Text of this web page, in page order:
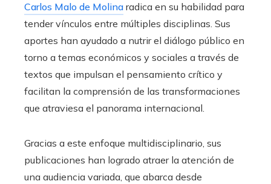
Carlos Malo de Molina radica en su habilidad para
tender vínculos entre múltiples disciplinas. Sus
aportes han ayudado a nutrir el diálogo público en
torno a temas económicos y sociales a través de
textos que impulsan el pensamiento crítico y
facilitan la comprensión de las transformaciones
que atraviesa el panorama internacional.
Gracias a este enfoque multidisciplinario, sus
publicaciones han logrado atraer la atención de
una audiencia variada, que abarca desde